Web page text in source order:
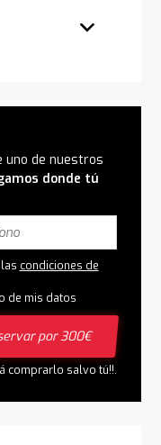
uno de nuestros
donde tú
condiciones de
de mis datos
por 300€
comprarlo salvo tú!!.